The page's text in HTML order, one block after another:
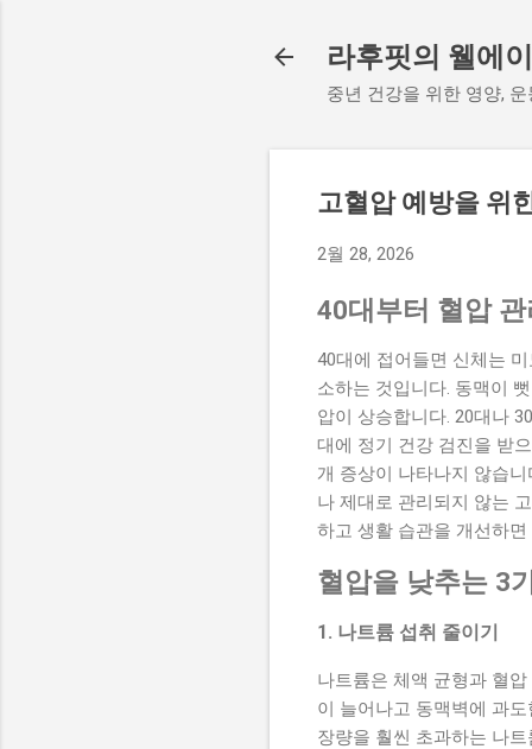
라후핏의 웰에
중년 건강을 위한 영양,
고혈압 예방을 위
2월 28, 2026
40대부터 혈압
40대에 접어들면 신체는
소하는 것입니다. 동맥이
압이 상승합니다. 20대나
대에 정기 건강 검진을 받
개 증상이 나타나지 않습
나 제대로 관리되지 않는
하고 생활 습관을 개선하
혈압을 낮추는 3
1. 나트륨 섭취 줄이기
나트륨은 체액 균형과 혈
이 늘어나고 동맥벽에 과
장량을 훨씬 초과하는 나